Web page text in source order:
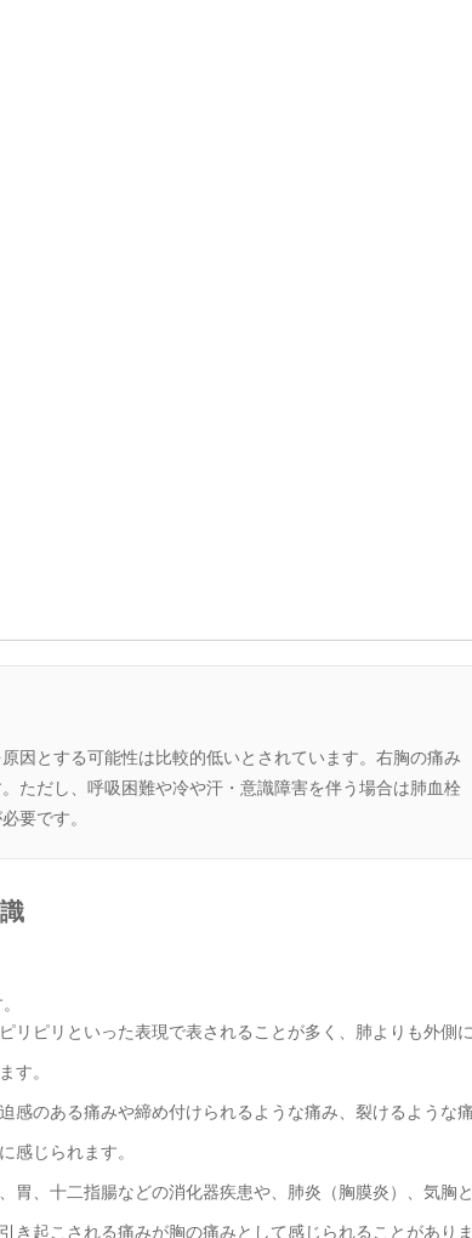
因とする可能性は比較的低いとされています。右胸の痛み
ただし、呼吸困難や冷や汗・意識障害を伴う場合は肺血栓
要です。
リピリといった表現で表されることが多く、肺よりも外側に
す。
感のある痛みや締め付けられるような痛み、裂けるような痛
感じられます。
胃、十二指腸などの消化器疾患や、肺炎（胸膜炎）、気胸と
き起こされる痛みが胸の痛みとして感じられることがありま